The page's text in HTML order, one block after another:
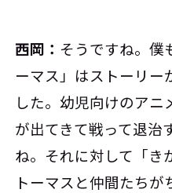
西岡： そうですね。僕
ーマス」はストーリー
した。幼児向けのア
が出てきて戦って退治
ね。それに対して「き
トーマスと仲間たち